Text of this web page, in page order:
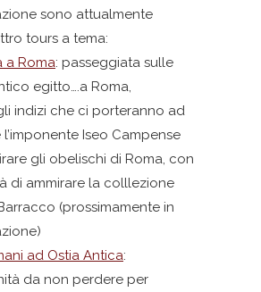
sono attualmente
tours a tema:
a Roma: passeggiata sulle
egitto….a Roma,
indizi che ci porteranno ad
Iseo Campense
gli obelischi di Roma, con
di ammirare la colllezione
(prossimamente in
ad Ostia Antica:
da non perdere per